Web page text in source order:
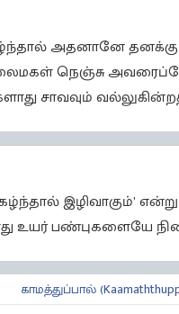
அதனானே தனக்கு
நெஞ்சு
சாவவும்
இழிவாகும்’
பண்புகளையே
காமத்துப்பால்